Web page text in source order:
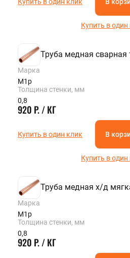
Купить в один
Труба медная сварная
Марка
М1р
Толщина стенки, мм
0,8
920 Р. / КГ
Купить в один клик В
Купить в один
Труба медная х/д
Марка
М1р
Толщина стенки, мм
0,8
920 Р. / КГ